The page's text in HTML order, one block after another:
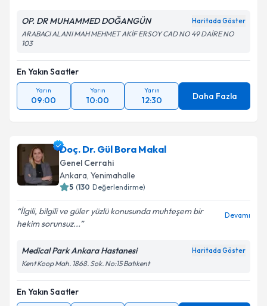
OP. DR MUHAMMED DOĞANGÜN Haritada Göster
ARABACI ALANI MAH MEHMET AKİF ERSOY CAD NO 49 DAİRE NO
103
En Yakın Saatler
Yarın
09:00
Yarın
10:00
Yarın
12:30 Daha Fazla
Doç. Dr. Gül Bora Makal
Genel Cerrahi
Ankara, Yenimahalle
5 (130 Değerlendirme)
İlgili, bilgili ve güler yüzlü konusunda muhteşem bir
hekim sorunsuz...
Devamı
Medical Park Ankara Hastanesi Haritada Göster
Kent Koop Mah. 1868. Sok. No:15 Batıkent
En Yakın Saatler